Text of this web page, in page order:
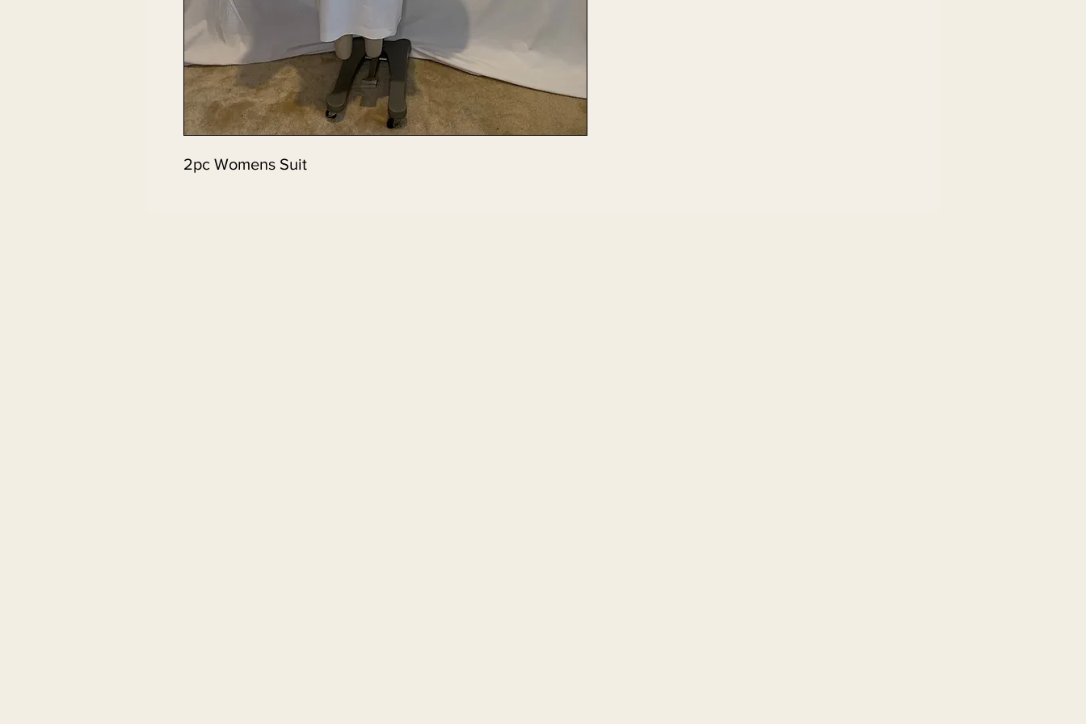
2pc Womens Suit